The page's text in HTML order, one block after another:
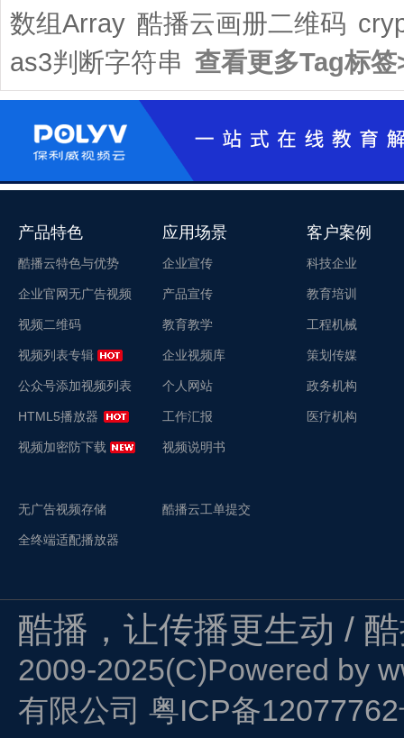
数组Array 酷播云画册二维码
as3判断字符串 查看更多Tag标签
产品特色
酷播云特色与优势
企业官网无广告视频
视频二维码
视频列表专辑
公众号添加视频列表
HTML5播放器
视频加密防下载
无广告视频存储
全终端适配播放器
应用场景
企业宣传
产品宣传
教育教学
企业视频库
个人网站
工作汇报
视频说明书
酷播云工单提交
客户案例
科技企业
教育培训
工程机械
策划传媒
政务机构
医疗机构
酷播，让传播更生动 /
2009-2025(C)Powered by
有限公司 粤ICP备